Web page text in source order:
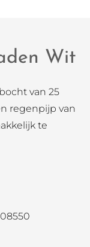
Wit
van 25
regenpijp van
te